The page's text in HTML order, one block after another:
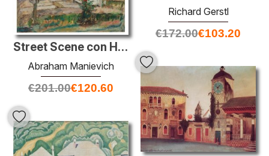
Richard Gerstl
€172.00€103.20
Street Scene con Hot Dog stand
Abraham Manievich
€201.00€120.60